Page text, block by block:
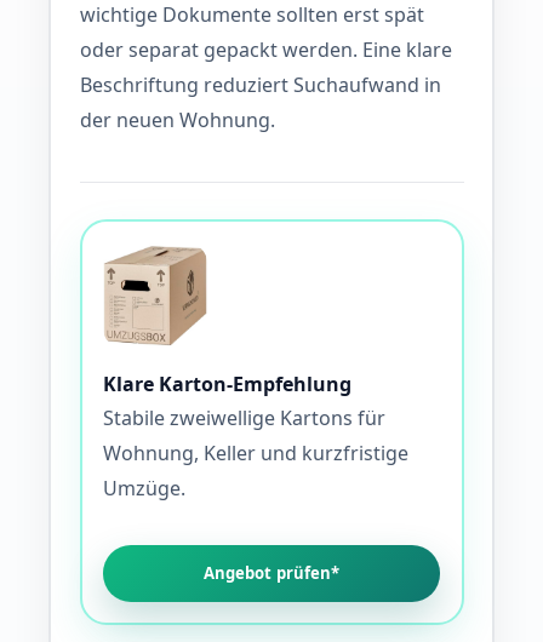
wichtige Dokumente sollten erst spät
oder separat gepackt werden. Eine klare
Beschriftung reduziert Suchaufwand in
der neuen Wohnung.
Klare Karton-Empfehlung
Stabile zweiwellige Kartons für
Wohnung, Keller und kurzfristige
Umzüge.
Angebot prüfen*